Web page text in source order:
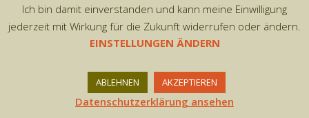
Copyright © 2026 by AxiomThemes. All rights
reserved.
Ich bin damit einverstanden und kann meine Einwilligung
jederzeit mit Wirkung für die Zukunft widerrufen oder ändern.
EINSTELLUNGEN ÄNDERN
ABLEHNEN AKZEPTIEREN
Datenschutzerklärung ansehen